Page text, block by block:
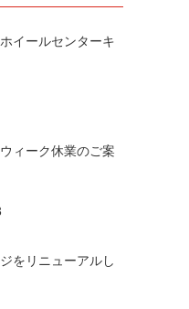
イールセンターキ
ィーク休業のご案
をリニューアルし